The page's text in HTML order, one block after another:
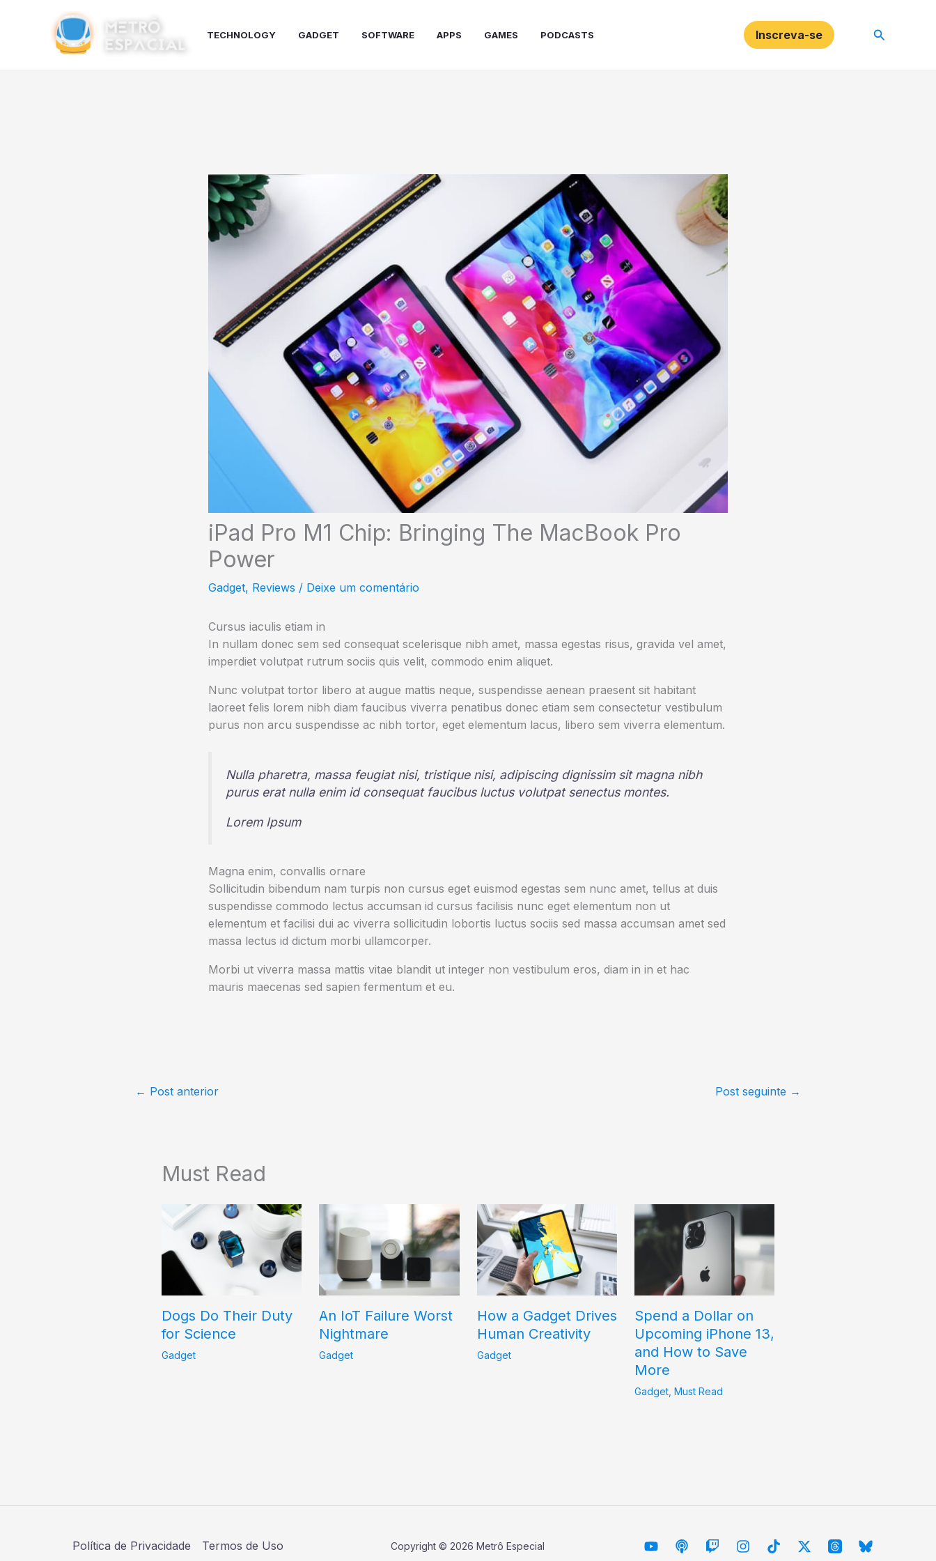
TECHNOLOGY GADGET SOFTWARE APPS GAMES PODCASTS Inscreva-se Pesquisar
iPad Pro M1 Chip: Bringing The MacBook Pro
Power
Gadget, Reviews / Deixe um comentário
Cursus iaculis etiam in
In nullam donec sem sed consequat scelerisque nibh amet, massa egestas risus, gravida vel amet,
imperdiet volutpat rutrum sociis quis velit, commodo enim aliquet.
Nunc volutpat tortor libero at augue mattis neque, suspendisse aenean praesent sit habitant
laoreet felis lorem nibh diam faucibus viverra penatibus donec etiam sem consectetur vestibulum
purus non arcu suspendisse ac nibh tortor, eget elementum lacus, libero sem viverra elementum.
Nulla pharetra, massa feugiat nisi, tristique nisi, adipiscing dignissim sit magna nibh
purus erat nulla enim id consequat faucibus luctus volutpat senectus montes.
Lorem Ipsum
Magna enim, convallis ornare
Sollicitudin bibendum nam turpis non cursus eget euismod egestas sem nunc amet, tellus at duis
suspendisse commodo lectus accumsan id cursus facilisis nunc eget elementum non ut
elementum et facilisi dui ac viverra sollicitudin lobortis luctus sociis sed massa accumsan amet sed
massa lectus id dictum morbi ullamcorper.
Morbi ut viverra massa mattis vitae blandit ut integer non vestibulum eros, diam in in et hac
mauris maecenas sed sapien fermentum et eu.
← Post anterior Post seguinte →
Must Read
Dogs Do Their Duty
for Science
Gadget
An IoT Failure Worst
Nightmare
Gadget
How a Gadget Drives
Human Creativity
Gadget
Spend a Dollar on
Upcoming iPhone 13,
and How to Save
More
Gadget, Must Read
Política de Privacidade Termos de Uso Copyright © 2026 Metrô Especial